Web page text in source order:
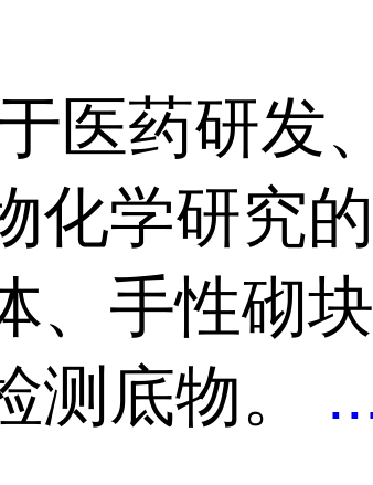
医药研发
化学研究
、手性砌
测底物。